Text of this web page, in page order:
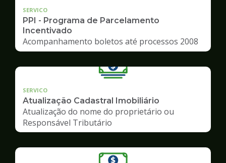
SERVICO
PPI - Programa de Parcelamento
Incentivado
Acompanhamento boletos até processos 2008
SERVICO
Atualização Cadastral Imobiliário
Atualização do nome do proprietário ou
Responsável Tributário